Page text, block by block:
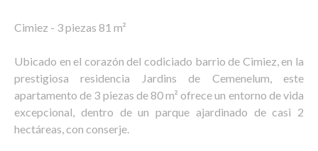
Cimiez - 3 piezas 81 m²
Ubicado en el corazón del codiciado barrio de Cimiez, en la
prestigiosa residencia Jardins de Cemenelum, este
apartamento de 3 piezas de 80 m² ofrece un entorno de vida
excepcional, dentro de un parque ajardinado de casi 2
hectáreas, con conserje.